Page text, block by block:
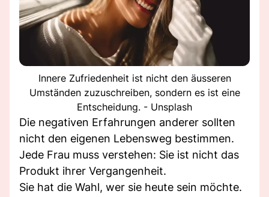
Innere Zufriedenheit ist nicht den äusseren
Umständen zuzuschreiben, sondern es ist eine
Entscheidung. - Unsplash
Die negativen Erfahrungen anderer sollten
nicht den eigenen Lebensweg bestimmen.
Jede Frau muss verstehen: Sie ist nicht das
Produkt ihrer Vergangenheit.
Sie hat die Wahl, wer sie heute sein möchte.